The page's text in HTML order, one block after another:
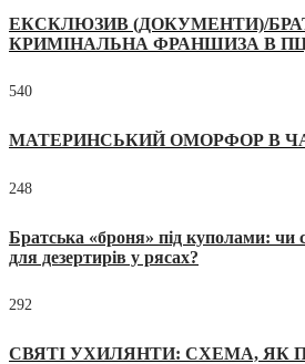
ЕКСКЛЮЗИВ (ДОКУМЕНТИ)/
КРИМІНАЛЬНА ФРАНШИЗА В
540
МАТЕРИНСЬКИЙ ОМОРФОР В
248
Братська «броня» під куполами:
для дезертирів у рясах?
292
СВЯТІ УХИЛЯНТИ: СХЕМА, ЯК